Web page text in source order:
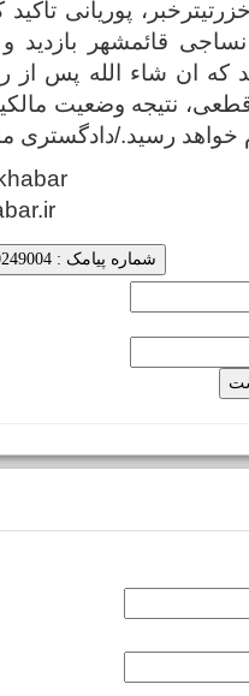
پوریانی تاکید
قائمشهر بازدید
ان شاء الله پس از
نتیجه وضعیت مالکیت
رسید./دادگستری
شماره پیامک : 5000249004